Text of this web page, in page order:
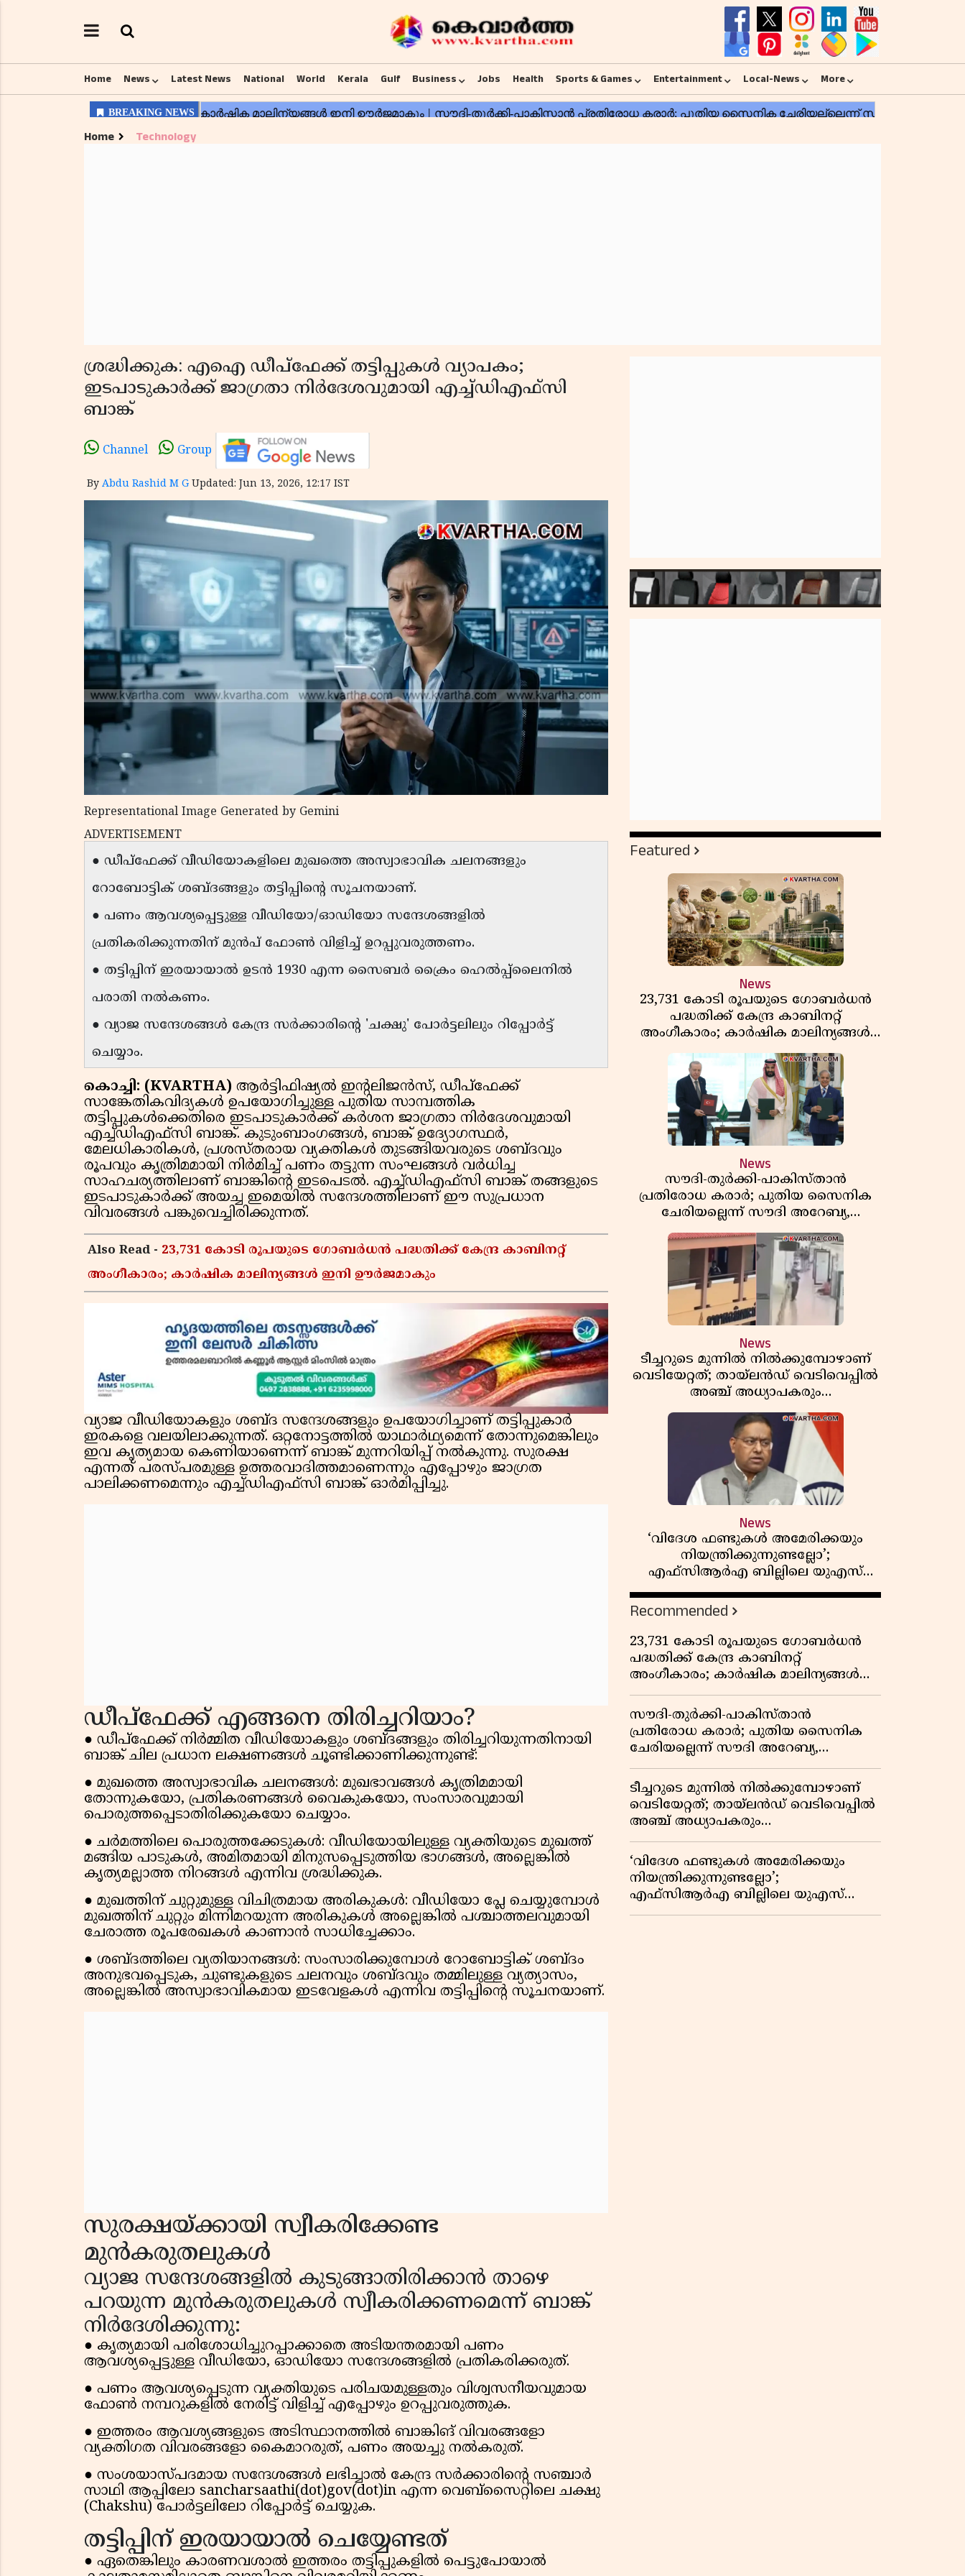
Home News Latest News National World Kerala Gulf Business Jobs Health Sports & Games Entertainment Local-News More
Home Technology
ശ്രദ്ധിക്കുക: എഐ ഡീപ്ഫേക്ക് തട്ടിപ്പുകൾ വ്യാപകം;
ഇടപാടുകാർക്ക് ജാഗ്രതാ നിർദേശവുമായി എച്ച്ഡിഎഫ്സി
ബാങ്ക്
Channel Group
By Abdu Rashid M G Updated: Jun 13, 2026, 12:17 IST
Representational Image Generated by Gemini
ADVERTISEMENT
● ഡീപ്ഫേക്ക് വീഡിയോകളിലെ മുഖത്തെ അസ്വാഭാവിക ചലനങ്ങളും
റോബോട്ടിക് ശബ്ദങ്ങളും തട്ടിപ്പിന്റെ സൂചനയാണ്.
● പണം ആവശ്യപ്പെട്ടുള്ള വീഡിയോ/ഓഡിയോ സന്ദേശങ്ങളിൽ
പ്രതികരിക്കുന്നതിന് മുൻപ് ഫോൺ വിളിച്ച് ഉറപ്പുവരുത്തണം.
● തട്ടിപ്പിന് ഇരയായാൽ ഉടൻ 1930 എന്ന സൈബർ ക്രൈം ഹെൽപ്പ്‌ലൈനിൽ
പരാതി നൽകണം.
● വ്യാജ സന്ദേശങ്ങൾ കേന്ദ്ര സർക്കാരിന്റെ 'ചക്ഷു' പോർട്ടലിലും റിപ്പോർട്ട്
ചെയ്യാം.
കൊച്ചി: (KVARTHA) ആർട്ടിഫിഷ്യൽ ഇന്റലിജൻസ്, ഡീപ്ഫേക്ക്
സാങ്കേതികവിദ്യകൾ ഉപയോഗിച്ചുള്ള പുതിയ സാമ്പത്തിക
തട്ടിപ്പുകൾക്കെതിരെ ഇടപാടുകാർക്ക് കർശന ജാഗ്രതാ നിർദേശവുമായി
എച്ച്ഡിഎഫ്സി ബാങ്ക്. കുടുംബാംഗങ്ങൾ, ബാങ്ക് ഉദ്യോഗസ്ഥർ,
മേലധികാരികൾ, പ്രശസ്തരായ വ്യക്തികൾ തുടങ്ങിയവരുടെ ശബ്ദവും
രൂപവും കൃത്രിമമായി നിർമിച്ച് പണം തട്ടുന്ന സംഘങ്ങൾ വർധിച്ച
സാഹചര്യത്തിലാണ് ബാങ്കിൻ്റെ ഇടപെടൽ. എച്ച്ഡിഎഫ്സി ബാങ്ക് തങ്ങളുടെ
ഇടപാടുകാർക്ക് അയച്ച ഇമെയിൽ സന്ദേശത്തിലാണ് ഈ സുപ്രധാന
വിവരങ്ങൾ പങ്കുവെച്ചിരിക്കുന്നത്.
Also Read - 23,731 കോടി രൂപയുടെ ഗോബർധൻ പദ്ധതിക്ക് കേന്ദ്ര കാബിനറ്റ്
അംഗീകാരം; കാർഷിക മാലിന്യങ്ങൾ ഇനി ഊർജമാകും
വ്യാജ വീഡിയോകളും ശബ്ദ സന്ദേശങ്ങളും ഉപയോഗിച്ചാണ് തട്ടിപ്പുകാർ
ഇരകളെ വലയിലാക്കുന്നത്. ഒറ്റനോട്ടത്തിൽ യാഥാർഥ്യമെന്ന് തോന്നുമെങ്കിലും
ഇവ കൃത്യമായ കെണിയാണെന്ന് ബാങ്ക് മുന്നറിയിപ്പ് നൽകുന്നു. സുരക്ഷ
എന്നത് പരസ്പരമുള്ള ഉത്തരവാദിത്തമാണെന്നും എപ്പോഴും ജാഗ്രത
പാലിക്കണമെന്നും എച്ച്ഡിഎഫ്സി ബാങ്ക് ഓർമിപ്പിച്ചു.
ഡീപ്ഫേക്ക് എങ്ങനെ തിരിച്ചറിയാം?
● ഡീപ്ഫേക്ക് നിർമ്മിത വീഡിയോകളും ശബ്ദങ്ങളും തിരിച്ചറിയുന്നതിനായി
ബാങ്ക് ചില പ്രധാന ലക്ഷണങ്ങൾ ചൂണ്ടിക്കാണിക്കുന്നുണ്ട്:
● മുഖത്തെ അസ്വാഭാവിക ചലനങ്ങൾ: മുഖഭാവങ്ങൾ കൃത്രിമമായി
തോന്നുകയോ, പ്രതികരണങ്ങൾ വൈകുകയോ, സംസാരവുമായി
പൊരുത്തപ്പെടാതിരിക്കുകയോ ചെയ്യാം.
● ചർമത്തിലെ പൊരുത്തക്കേടുകൾ: വീഡിയോയിലുള്ള വ്യക്തിയുടെ മുഖത്ത്
മങ്ങിയ പാടുകൾ, അമിതമായി മിനുസപ്പെടുത്തിയ ഭാഗങ്ങൾ, അല്ലെങ്കിൽ
കൃത്യമല്ലാത്ത നിറങ്ങൾ എന്നിവ ശ്രദ്ധിക്കുക.
● മുഖത്തിന് ചുറ്റുമുള്ള വിചിത്രമായ അരികുകൾ: വീഡിയോ പ്ലേ ചെയ്യുമ്പോൾ
മുഖത്തിന് ചുറ്റും മിന്നിമറയുന്ന അരികുകൾ അല്ലെങ്കിൽ പശ്ചാത്തലവുമായി
ചേരാത്ത രൂപരേഖകൾ കാണാൻ സാധിച്ചേക്കാം.
● ശബ്ദത്തിലെ വ്യതിയാനങ്ങൾ: സംസാരിക്കുമ്പോൾ റോബോട്ടിക് ശബ്ദം
അനുഭവപ്പെടുക, ചുണ്ടുകളുടെ ചലനവും ശബ്ദവും തമ്മിലുള്ള വ്യത്യാസം,
അല്ലെങ്കിൽ അസ്വാഭാവികമായ ഇടവേളകൾ എന്നിവ തട്ടിപ്പിൻ്റെ സൂചനയാണ്.
സുരക്ഷയ്ക്കായി സ്വീകരിക്കേണ്ട
മുൻകരുതലുകൾ
വ്യാജ സന്ദേശങ്ങളിൽ കുടുങ്ങാതിരിക്കാൻ താഴെ
പറയുന്ന മുൻകരുതലുകൾ സ്വീകരിക്കണമെന്ന് ബാങ്ക്
നിർദേശിക്കുന്നു:
● കൃത്യമായി പരിശോധിച്ചുറപ്പാക്കാതെ അടിയന്തരമായി പണം
ആവശ്യപ്പെട്ടുള്ള വീഡിയോ, ഓഡിയോ സന്ദേശങ്ങളിൽ പ്രതികരിക്കരുത്.
● പണം ആവശ്യപ്പെടുന്ന വ്യക്തിയുടെ പരിചയമുള്ളതും വിശ്വസനീയവുമായ
ഫോൺ നമ്പറുകളിൽ നേരിട്ട് വിളിച്ച് എപ്പോഴും ഉറപ്പുവരുത്തുക.
● ഇത്തരം ആവശ്യങ്ങളുടെ അടിസ്ഥാനത്തിൽ ബാങ്കിങ് വിവരങ്ങളോ
വ്യക്തിഗത വിവരങ്ങളോ കൈമാറരുത്, പണം അയച്ചു നൽകരുത്.
● സംശയാസ്പദമായ സന്ദേശങ്ങൾ ലഭിച്ചാൽ കേന്ദ്ര സർക്കാരിൻ്റെ സഞ്ചാർ
സാഥി ആപ്പിലോ sancharsaathi(dot)gov(dot)in എന്ന വെബ്സൈറ്റിലെ ചക്ഷു
(Chakshu) പോർട്ടലിലോ റിപ്പോർട്ട് ചെയ്യുക.
തട്ടിപ്പിന് ഇരയായാൽ ചെയ്യേണ്ടത്
● ഏതെങ്കിലും കാരണവശാൽ ഇത്തരം തട്ടിപ്പുകളിൽ പെട്ടുപോയാൽ
Featured
News
23,731 കോടി രൂപയുടെ ഗോബർധൻ
പദ്ധതിക്ക് കേന്ദ്ര കാബിനറ്റ്
അംഗീകാരം; കാർഷിക മാലിന്യങ്ങൾ
ഇനി ഊർജമാകും
News
സൗദി-തുർക്കി-പാകിസ്താൻ
പ്രതിരോധ കരാർ; പുതിയ സൈനിക
ചേരിയല്ലെന്ന് സൗദി അറേബ്യ,
വിമർശനവുമായി ഇറാൻ
News
ടീച്ചറുടെ മുന്നിൽ നിൽക്കുമ്പോഴാണ്
വെടിയേറ്റത്; തായ്‌ലൻഡ് വെടിവെപ്പിൽ
അഞ്ച് അധ്യാപകരും
മുത്തശ്ശീമുത്തശ്ശന്മാരും കൊല്ലപ്പെട്ടു,
മരണസംഖ്യ 7; ഞെട്ടിക്കുന്ന
വെളിപ്പെടുത്തലുകൾ
News
‘വിദേശ ഫണ്ടുകൾ അമേരിക്കയും
നിയന്ത്രിക്കുന്നുണ്ടല്ലോ’;
എഫ്സിആർഎ ബില്ലിലെ യുഎസ്
വിമർശനങ്ങൾക്ക് മറുപടിയുമായി ഇന്ത്യ
Recommended
23,731 കോടി രൂപയുടെ ഗോബർധൻ
പദ്ധതിക്ക് കേന്ദ്ര കാബിനറ്റ്
അംഗീകാരം; കാർഷിക മാലിന്യങ്ങൾ
ഇനി ഊർജമാകും
സൗദി-തുർക്കി-പാകിസ്താൻ
പ്രതിരോധ കരാർ; പുതിയ സൈനിക
ചേരിയല്ലെന്ന് സൗദി അറേബ്യ,
വിമർശനവുമായി ഇറാൻ
ടീച്ചറുടെ മുന്നിൽ നിൽക്കുമ്പോഴാണ്
വെടിയേറ്റത്; തായ്‌ലൻഡ് വെടിവെപ്പിൽ
അഞ്ച് അധ്യാപകരും
മുത്തശ്ശീമുത്തശ്ശന്മാരും കൊല്ലപ്പെട്ടു,
മരണസംഖ്യ 7; ഞെട്ടിക്കുന്ന
വെളിപ്പെടുത്തലുകൾ
‘വിദേശ ഫണ്ടുകൾ അമേരിക്കയും
നിയന്ത്രിക്കുന്നുണ്ടല്ലോ’;
എഫ്സിആർഎ ബില്ലിലെ യുഎസ്
വിമർശനങ്ങൾക്ക് മറുപടിയുമായി ഇന്ത്യ